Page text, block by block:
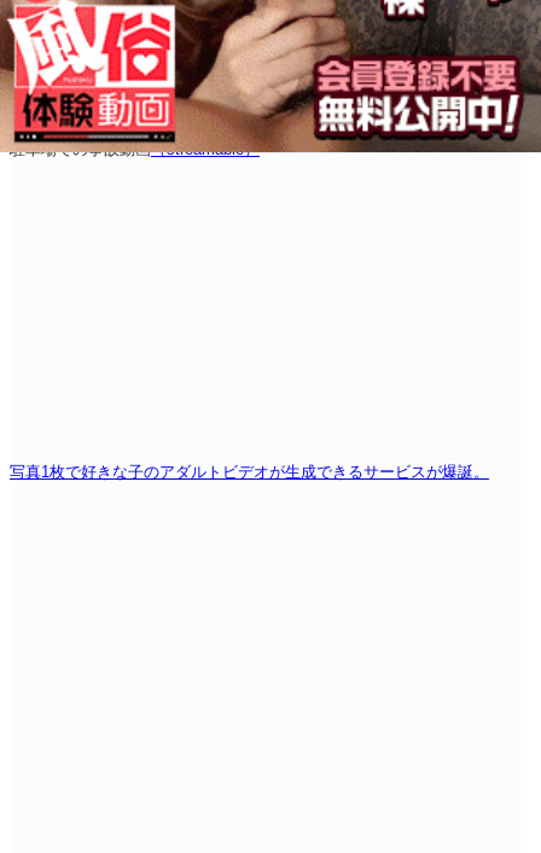
駐車場での事故動画（streamable）
写真1枚で好きな子のアダルトビデオが生成できるサービスが爆誕。